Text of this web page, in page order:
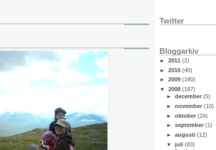
Twitter
Bloggarkiv
► 2011 (2)
► 2010 (40)
► 2009 (180)
▼ 2008 (187)
►december(5)
►november(10)
►oktober(24)
►september(1)
►augusti(12)
▼juli(83)